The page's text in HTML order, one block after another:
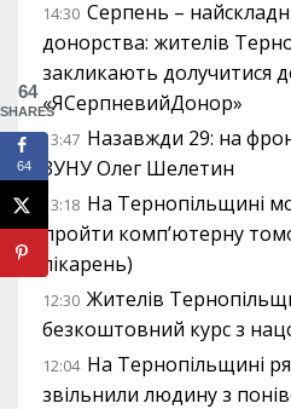
14:30 Серпень –
донорства: жителів
закликають долучитися
«ЯСерпневийДонор»
13:47 Назавжди 29: на
ЗУНУ Олег Шелетин
13:18 На Тернопільщині
пройти комп’ютерну
лікарень)
12:30 Жителів
безкоштовний курс з
12:04 На Тернопільщині
звільнили людину з
64
SHARES
64